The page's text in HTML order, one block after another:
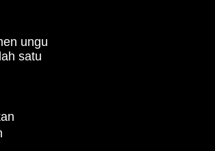
ungu
satu